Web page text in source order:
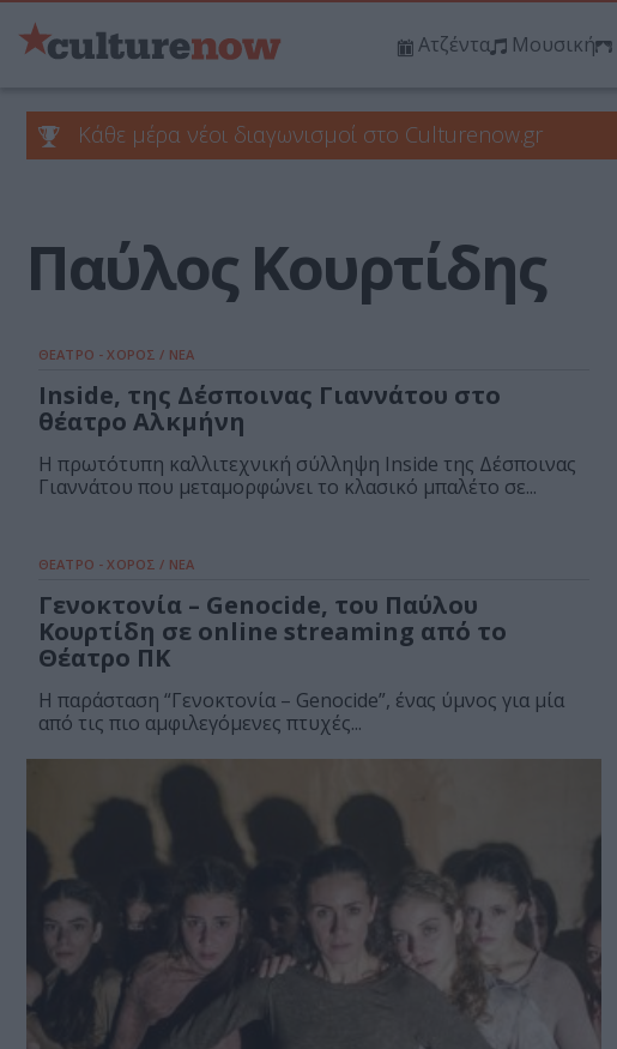
Ατζέντα Μουσική
Κάθε μέρα νέοι διαγωνισμοί στο Culturenow.gr
Παύλος Κουρτίδης
ΘΕΑΤΡΟ - ΧΟΡΟΣ / ΝΕΑ
Inside, της Δέσποινας Γιαννάτου στο
θέατρο Αλκμήνη
Η πρωτότυπη καλλιτεχνική σύλληψη Inside της Δέσποινας
Γιαννάτου που μεταμορφώνει το κλασικό μπαλέτο σε...
ΘΕΑΤΡΟ - ΧΟΡΟΣ / ΝΕΑ
Γενοκτονία – Genocide, του Παύλου
Κουρτίδη σε online streaming από το
Θέατρο ΠΚ
Η παράσταση “Γενοκτονία – Genocide”, ένας ύμνος για μία
από τις πιο αμφιλεγόμενες πτυχές...